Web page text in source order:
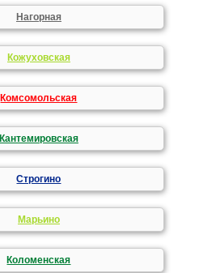
Нагорная
Кожуховская
Комсомольская
Кантемировская
Строгино
Марьино
Коломенская